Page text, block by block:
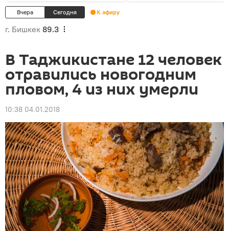
Вчера Сегодня К эфиру
г. Бишкек 89.3
В Таджикистане 12 человек
отравились новогодним
пловом, 4 из них умерли
10:38 04.01.2018